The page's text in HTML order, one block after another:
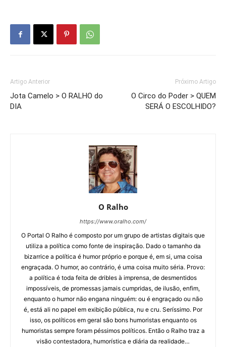
Artigo Anterior
Jota Camelo > O RALHO do
DIA
Próximo Artigo
O Circo do Poder > QUEM
SERÁ O ESCOLHIDO?
O Ralho
https://www.oralho.com/
O Portal O Ralho é composto por um grupo de artistas digitais que
utiliza a política como fonte de inspiração. Dado o tamanho da
bizarrice a política é humor próprio e porque é, em si, uma coisa
engraçada. O humor, ao contrário, é uma coisa muito séria. Provo:
a política é toda feita de dribles à imprensa, de desmentidos
impossíveis, de promessas jamais cumpridas, de ilusão, enfim,
enquanto o humor não engana ninguém: ou é engraçado ou não
é, está ali no papel em exibição pública, nu e cru. Seríssimo. Por
isso, os políticos em geral são bons humoristas enquanto os
humoristas sempre foram péssimos políticos. Então o Ralho traz a
visão contestadora, humorística e diária da realidade…